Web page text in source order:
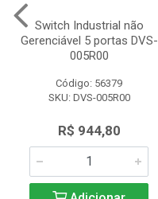
Switch Industrial não
Gerenciável 5 portas DVS-
005R00
Código: 56379
SKU: DVS-005R00
R$ 944,80